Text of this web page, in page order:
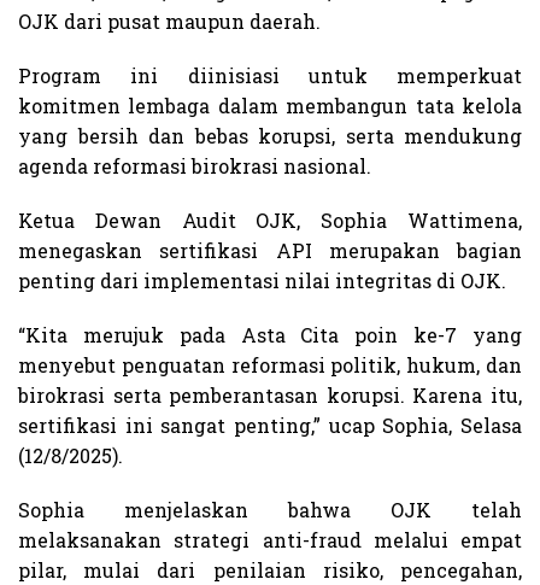
OJK dari pusat maupun daerah.
Program ini diinisiasi untuk memperkuat
komitmen lembaga dalam membangun tata kelola
yang bersih dan bebas korupsi, serta mendukung
agenda reformasi birokrasi nasional.
Ketua Dewan Audit OJK, Sophia Wattimena,
menegaskan sertifikasi API merupakan bagian
penting dari implementasi nilai integritas di OJK.
“Kita merujuk pada Asta Cita poin ke-7 yang
menyebut penguatan reformasi politik, hukum, dan
birokrasi serta pemberantasan korupsi. Karena itu,
sertifikasi ini sangat penting,” ucap Sophia, Selasa
(12/8/2025).
Sophia menjelaskan bahwa OJK telah
melaksanakan strategi anti-fraud melalui empat
pilar, mulai dari penilaian risiko, pencegahan,